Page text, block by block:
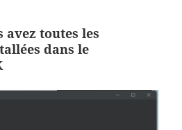
avez toutes les
dans le